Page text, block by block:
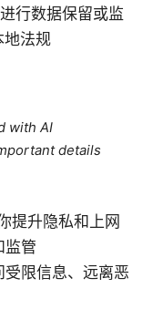
行数据保留或监
地法规
with AI
details
提升隐私和上网
监管
限信息、远离恶